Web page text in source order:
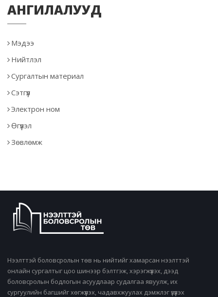
АНГИЛАЛУУД
Мэдээ
Нийтлэл
Сургалтын материал
Сэтгүүл
Электрон ном
Өгүүлэл
Зөвлөмж
Нээлттэй боловсролын төв нь нийтийг хамарсан нээлттэй
онлайн сургалтыг цоо шинээр бэлтгэж, хэрэгжүүлэх, дээд
боловсролын бодлогын асуудлаар судалгаа явуулж, их
сургуулийн багшийг хөгжүүлэх, чадавхжуулах дэмжлэг үзүүлэх